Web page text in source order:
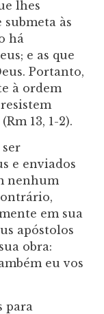
lhes
submeta às
há
e as que
Portanto,
à ordem
13, 1-2).
e enviados
nenhum
em sua
apóstolos
obra:
eu vos
para